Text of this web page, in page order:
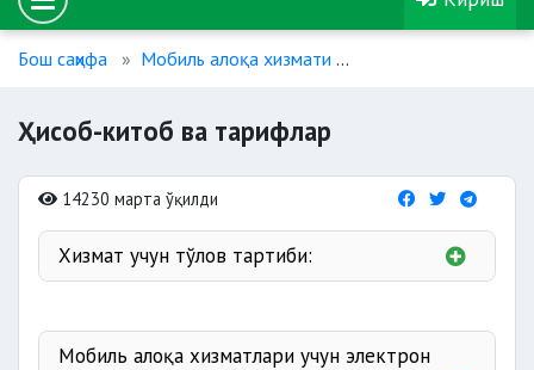
Бош саҳифа Мобиль алоқа хизмати
Ҳисоб-китоб ва тарифлар
14230 марта ўқилди
Хизмат учун тўлов тартиби:
Мобиль алоқа хизматлари учун электрон